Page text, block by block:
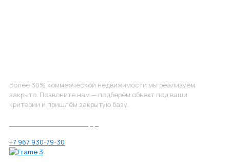
Более 30% коммерческой недвижимости мы реализуем
закрыто. Позвоните нам — подберём объект под ваши
критерии и пришлём закрытую базу.
+7 967 930-79-30